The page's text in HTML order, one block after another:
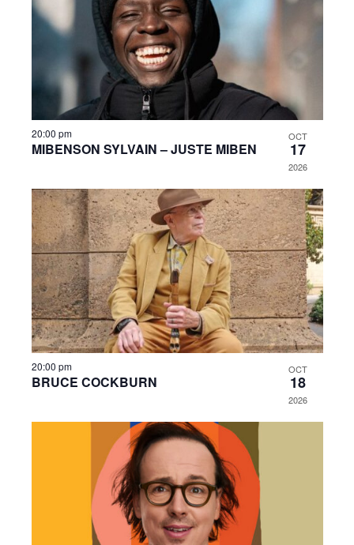
20:00 pm
MIBENSON SYLVAIN – JUSTE MIBEN
OCT
17
2026
20:00 pm
BRUCE COCKBURN
OCT
18
2026